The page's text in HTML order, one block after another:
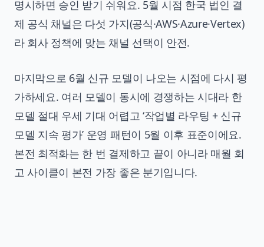
명시하면 승인 받기 쉬워요. 5월 시점 한국 법인 결
제 공식 채널은 다섯 가지(공식·AWS·Azure·Vertex)
라 회사 정책에 맞는 채널 선택이 안전.
마지막으로 6월 신규 모델이 나오는 시점에 다시 평
가하세요. 여러 모델이 동시에 경쟁하는 시대라 한
모델 절대 우세 기대 어렵고 ‘작업별 라우팅 + 신규
모델 지속 평가’ 운영 패턴이 5월 이후 표준이에요.
본전 최적화는 한 번 결제하고 끝이 아니라 매월 회
고 사이클이 본전 가장 좋은 분기입니다.